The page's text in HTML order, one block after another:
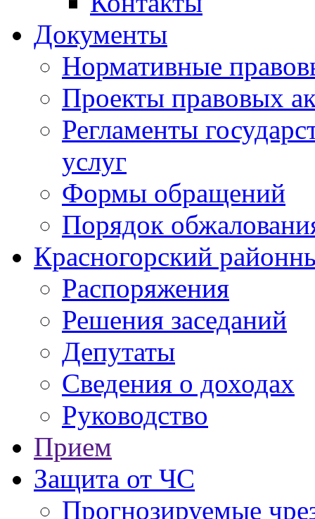
Документы
Нормативные
Проекты правовых
Регламенты
услуг
Формы обращений
Порядок
Красногорский
Распоряжения
Решения заседаний
Депутаты
Сведения о доходах
Руководство
Прием
Защита от ЧС
Прогнозируемые